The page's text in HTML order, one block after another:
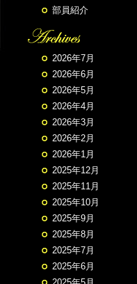
部員紹介
2026年7月
2026年6月
2026年5月
2026年4月
2026年3月
2026年2月
2026年1月
2025年12月
2025年11月
2025年10月
2025年9月
2025年8月
2025年7月
2025年6月